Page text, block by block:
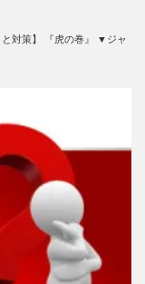
と対策】 『虎の巻』 ▼ジャ